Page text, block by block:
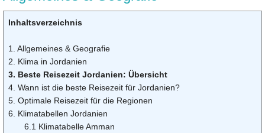
Inhaltsverzeichnis
1. Allgemeines & Geografie
2. Klima in Jordanien
3. Beste Reisezeit Jordanien: Übersicht
4. Wann ist die beste Reisezeit für Jordanien?
5. Optimale Reisezeit für die Regionen
6. Klimatabellen Jordanien
6.1 Klimatabelle Amman